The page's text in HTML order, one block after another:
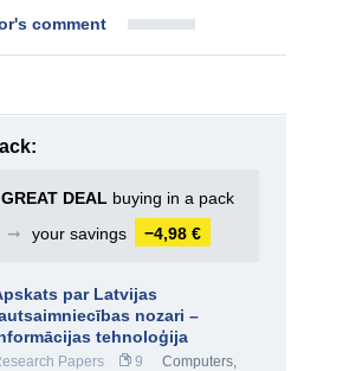
comment
GREAT DEAL buying in a pack
➞
your savings −4,98 €
par Latvijas
nozari –
tehnoloģija
Papers 9
Computers,